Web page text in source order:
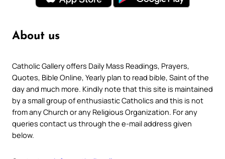
About us
Catholic Gallery offers Daily Mass Readings, Prayers,
Quotes, Bible Online, Yearly plan to read bible, Saint of the
day and much more. Kindly note that this site is maintained
by a small group of enthusiastic Catholics and this is not
from any Church or any Religious Organization. For any
queries contact us through the e-mail address given
below.